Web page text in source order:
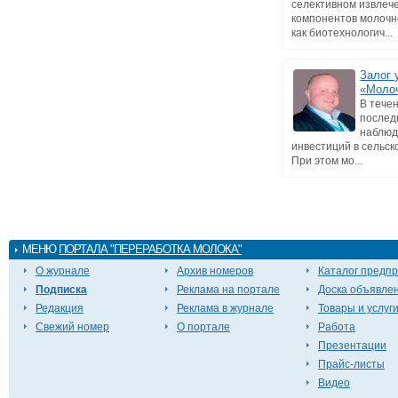
селективном
компонентов
как биотехнологич...
Залог
В
инвестиций в
При этом мо...
МЕНЮ ПОРТАЛА "ПЕРЕРАБОТКА МОЛОКА"
О журнале
Подписка
Редакция
Свежий номер
Архив номеров
Реклама на портале
Реклама в журнале
О портале
Каталог
Доска
Товары и услуги
Работа
Презентации
Прайс-листы
Видео